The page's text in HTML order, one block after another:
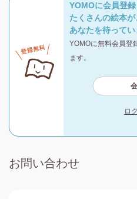
YOMOに会員登録
たくさんの絵本が
あなたを待ってい
YOMOに無料会員登
ます。
ロ
お問い合わせ